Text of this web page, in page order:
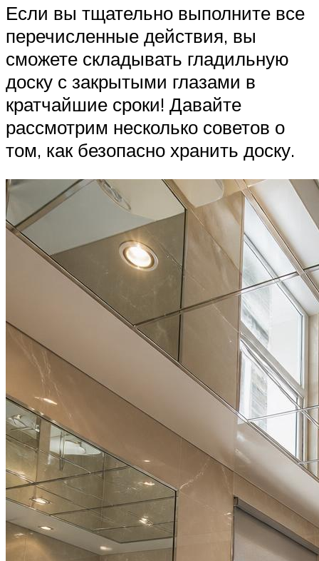
Если вы тщательно выполните все
перечисленные действия, вы
сможете складывать гладильную
доску с закрытыми глазами в
кратчайшие сроки! Давайте
рассмотрим несколько советов о
том, как безопасно хранить доску.